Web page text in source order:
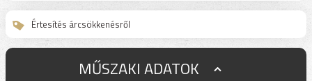
Értesítés árcsökkenésről
MŰSZAKI ADATOK